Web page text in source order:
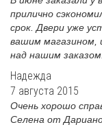
прилично
срок. Двери уже
вашим магазином,
над нашим заказом.
Надежда
7 августа 2015
Очень хорошо
Селена от